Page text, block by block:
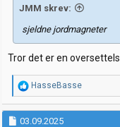
JMM skrev:
sjeldne jordmagneter
Tror det er en
R
e
a
k
HasseBasse
03.09.2025